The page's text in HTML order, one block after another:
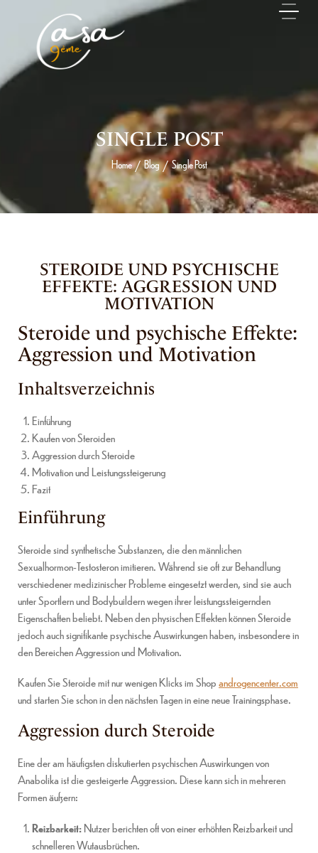
SINGLE POST
Home / Blog / Single Post
STEROIDE UND PSYCHISCHE
EFFEKTE: AGGRESSION UND
MOTIVATION
Steroide und psychische Effekte:
Aggression und Motivation
Inhaltsverzeichnis
Einführung
Kaufen von Steroiden
Aggression durch Steroide
Motivation und Leistungssteigerung
Fazit
Einführung
Steroide sind synthetische Substanzen, die den männlichen
Sexualhormon-Testosteron imitieren. Während sie oft zur Behandlung
verschiedener medizinischer Probleme eingesetzt werden, sind sie auch
unter Sportlern und Bodybuildern wegen ihrer leistungssteigernden
Eigenschaften beliebt. Neben den physischen Effekten können Steroide
jedoch auch signifikante psychische Auswirkungen haben, insbesondere in
den Bereichen Aggression und Motivation.
Kaufen Sie Steroide mit nur wenigen Klicks im Shopandrogencenter.com
und starten Sie schon in den nächsten Tagen in eine neue Trainingsphase.
Aggression durch Steroide
Eine der am häufigsten diskutierten psychischen Auswirkungen von
Anabolika ist die gesteigerte Aggression. Diese kann sich in mehreren
Formen äußern:
Reizbarkeit:Nutzer berichten oft von einer erhöhten Reizbarkeit und
schnelleren Wutausbrüchen.